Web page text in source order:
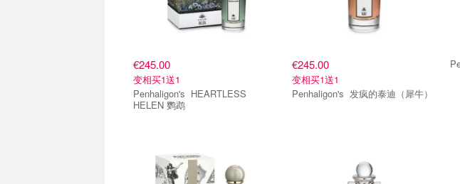
€245.00
变相买1送1
Penhaligon's HEARTLESS
HELEN 鹦鹉
€245.00
变相买1送1
Penhaligon's 发疯的泰迪（犀牛）